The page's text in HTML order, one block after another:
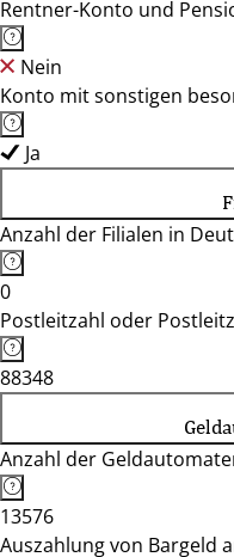
Rentner-Konto und
Nein
Konto mit sonstigen
Ja
Anzahl der Filialen in
0
Postleitzahl oder
88348
Anzahl der
13576
Auszahlung von Bargeld